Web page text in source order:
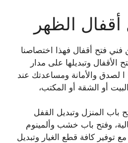
الظهر
فني فتح أقفال فهذا اختصاصنا
وتبديلها على مدار
ا لصدق والأمانة ومساعدتك عند
أو الشقة أو المكتب،
باب المنزل وتبديل القفل
وفتح باب خشب وألمينوم
توفير كافة قطع الغيار وتبديل